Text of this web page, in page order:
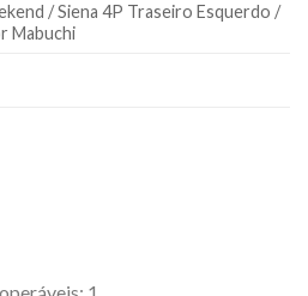
/ Siena 4P Traseiro Esquerdo /
Mabuchi